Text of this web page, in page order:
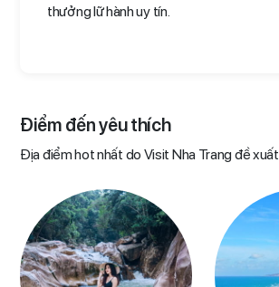
thưởng lữ hành uy tín.
Điểm đến yêu thích​
Địa điểm hot nhất do Visit Nha Trang đề xuất